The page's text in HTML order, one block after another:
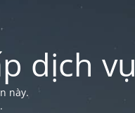
dịch vụ
này.